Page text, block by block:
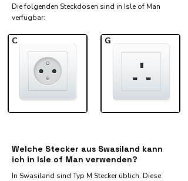
Die folgenden Steckdosen sind in Isle of Man
verfügbar:​
C G
Welche Stecker aus Swasiland kann
ich in Isle of Man verwenden?
In Swasiland sind Typ M Stecker üblich. Diese